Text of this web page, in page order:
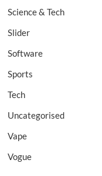
Science & Tech
Slider
Software
Sports
Tech
Uncategorised
Vape
Vogue